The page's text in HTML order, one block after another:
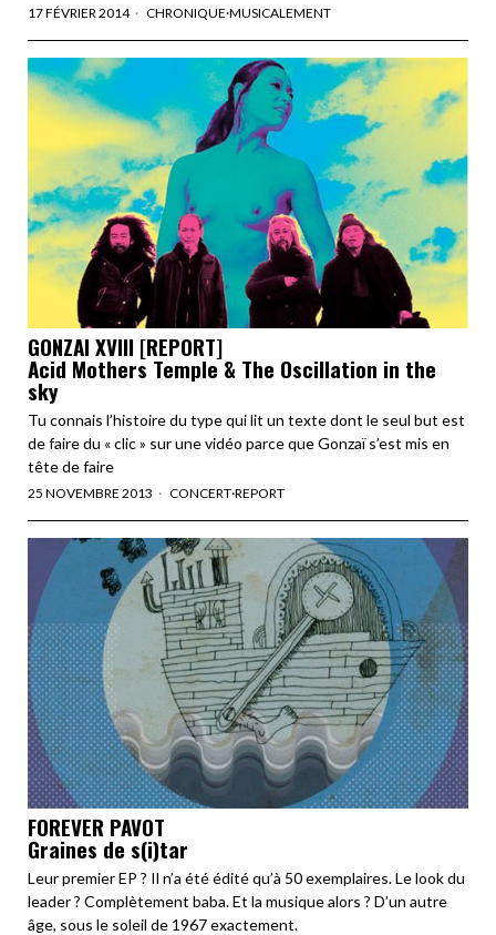
17 FÉVRIER 2014 CHRONIQUE·MUSICALEMENT
GONZAI XVIII [REPORT]
Acid Mothers Temple & The Oscillation in the
sky
Tu connais l’histoire du type qui lit un texte dont le seul but est
de faire du « clic » sur une vidéo parce que Gonzaï s’est mis en
tête de faire
25 NOVEMBRE 2013 CONCERT·REPORT
FOREVER PAVOT
Graines de s(i)tar
Leur premier EP ? Il n’a été édité qu’à 50 exemplaires. Le look du
leader ? Complètement baba. Et la musique alors ? D’un autre
âge, sous le soleil de 1967 exactement.